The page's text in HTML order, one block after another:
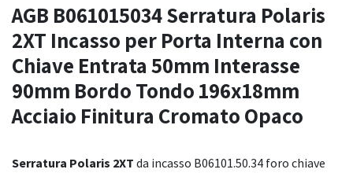
AGB B061015034 Serratura Polaris
2XT Incasso per Porta Interna con
Chiave Entrata 50mm Interasse
90mm Bordo Tondo 196x18mm
Acciaio Finitura Cromato Opaco
Serratura Polaris 2XT da incasso B06101.50.34 foro chiave